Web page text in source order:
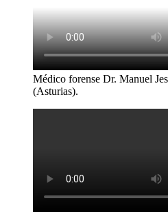
Médico forense Dr. Manuel
(Asturias).